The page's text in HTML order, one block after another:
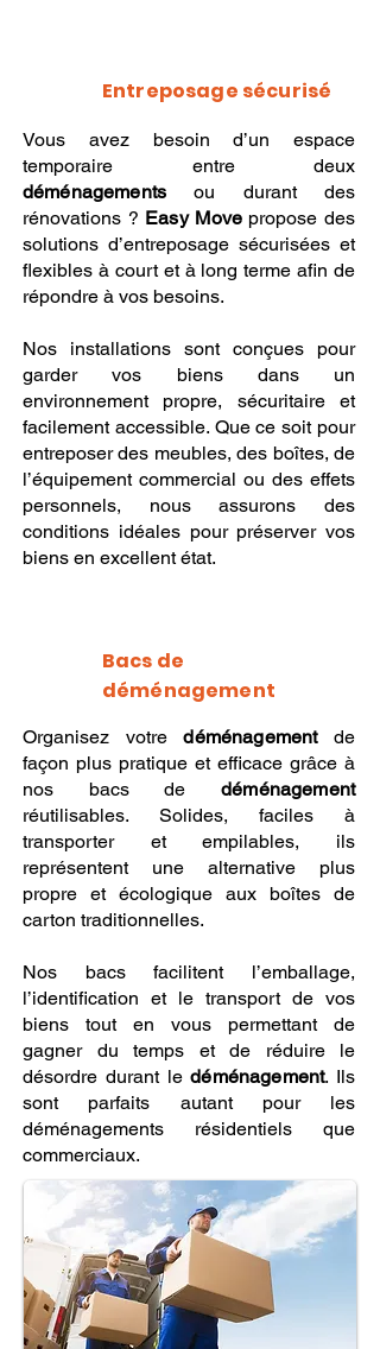
Entreposage sécurisé
Vous avez besoin d’un espace
temporaire entre deux
déménagements ou durant des
rénovations ? Easy Movepropose des
solutions d’entreposage sécurisées et
flexibles à court et à long terme afin de
répondre à vos besoins.
Nos installations sont conçues pour
garder vos biens dans un
environnement propre, sécuritaire et
facilement accessible. Que ce soit pour
entreposer des meubles, des boîtes, de
l’équipement commercial ou des effets
personnels, nous assurons des
conditions idéales pour préserver vos
biens en excellent état.
Bacs de
déménagement
Organisez votredéménagementde
façon plus pratique et efficace grâce à
nos bacs dedéménagement
réutilisables. Solides, faciles à
transporter et empilables, ils
représentent une alternative plus
propre et écologique aux boîtes de
carton traditionnelles.
Nos bacs facilitent l’emballage,
l’identification et le transport de vos
biens tout en vous permettant de
gagner du temps et de réduire le
désordre durant ledéménagement. Ils
sont parfaits autant pour les
déménagements résidentiels que
commerciaux.